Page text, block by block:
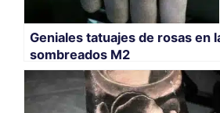
Geniales tatuajes de rosas en
sombreados M2